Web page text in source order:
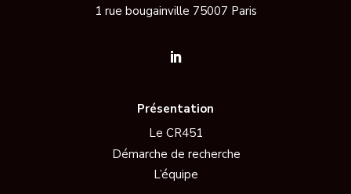
1 rue bougainville 75007 Paris
Présentation
Le CR451
Démarche de recherche
L’équipe